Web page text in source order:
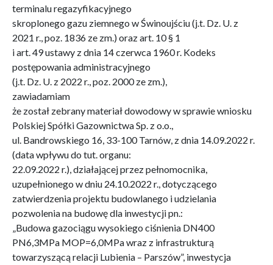
terminalu regazyfikacyjnego
skroplonego gazu ziemnego w Świnoujściu (j.t. Dz. U. z
2021 r., poz. 1836 ze zm.) oraz art. 10 § 1
i art. 49 ustawy z dnia 14 czerwca 1960 r. Kodeks
postępowania administracyjnego
(j.t. Dz. U. z 2022 r., poz. 2000 ze zm.),
zawiadamiam
że został zebrany materiał dowodowy w sprawie wniosku
Polskiej Spółki Gazownictwa Sp. z o.o.,
ul. Bandrowskiego 16, 33-100 Tarnów, z dnia 14.09.2022 r.
(data wpływu do tut. organu:
22.09.2022 r.), działającej przez pełnomocnika,
uzupełnionego w dniu 24.10.2022 r., dotyczącego
zatwierdzenia projektu budowlanego i udzielania
pozwolenia na budowę dla inwestycji pn.:
„Budowa gazociągu wysokiego ciśnienia DN400
PN6,3MPa MOP=6,0MPa wraz z infrastrukturą
towarzyszącą relacji Lubienia – Parszów”, inwestycja